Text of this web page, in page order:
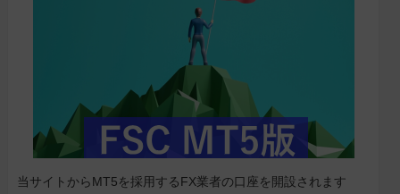
当サイトからMT5を採用するFX業者の口座を開設されます